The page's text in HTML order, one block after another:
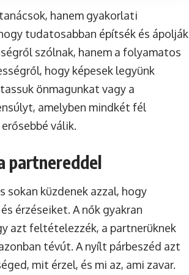
hanem gyakorlati
tudatosabban építsék és ápolják
szólnak, hanem a folyamatos
hogy képesek legyünk
önmagunkat vagy a
amelyben mindkét fél
válik.
partnereddel
sokan küzdenek azzal, hogy
érzéseiket. A nők gyakran
azt feltételezzék, a partnerüknek
tévút. A nyílt párbeszéd azt
mit érzel, és mi az, ami zavar.